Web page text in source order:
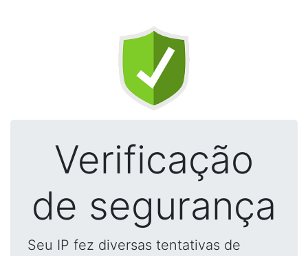
Verificação
de segurança
Seu IP fez diversas tentativas de